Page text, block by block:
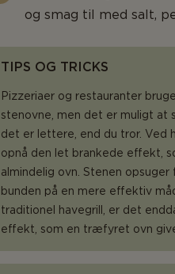
og smag til med salt,
TIPS OG TRICKS
Pizzeriaer og restauranter
stenovne, men det er muligt at
det er lettere, end du tror. Ved
opnå den let brankede effekt,
almindelig ovn. Stenen
bunden på en mere effektiv
traditionel havegrill, er det
effekt, som en træfyret ovn